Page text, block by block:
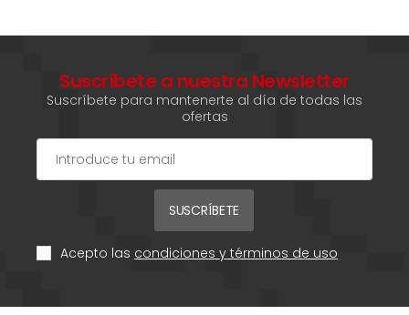
Suscríbete a nuestra Newsletter
Suscríbete para mantenerte al día de todas las
ofertas
SUSCRÍBETE
Acepto las condiciones y términos de uso